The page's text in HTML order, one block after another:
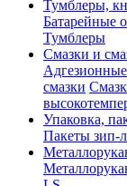
Тумблеры,
Батарейные
Тумблеры
Смазки и
смазки
Упаковка,
Пакеты зип-